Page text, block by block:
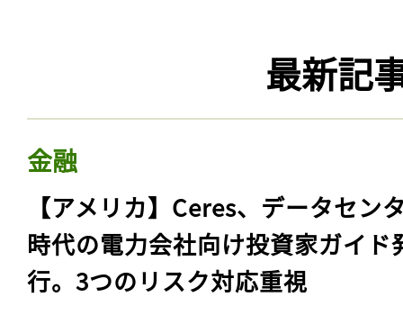
最新記
金融
【アメリカ】Ceres、データセン
時代の電力会社向け投資家ガイド
行。3つのリスク対応重視